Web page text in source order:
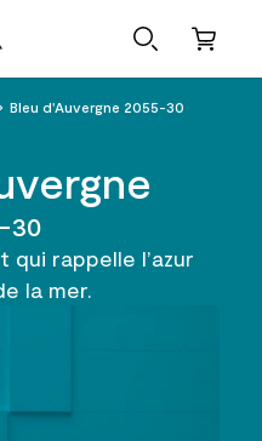
Bleu d'Auvergne 2055-30
30
rappelle l’azur
la mer.